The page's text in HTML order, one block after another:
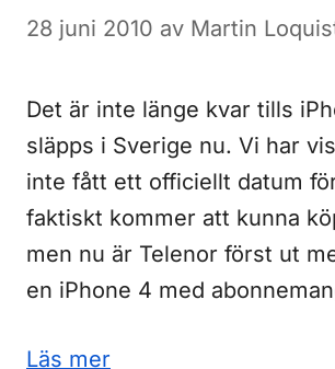
28 juni 2010 av Martin
Det är inte länge kvar tills
släpps i Sverige nu. Vi har
inte fått ett officiellt datum
faktiskt kommer att kunna
men nu är Telenor först ut
en iPhone 4 med
Läs mer